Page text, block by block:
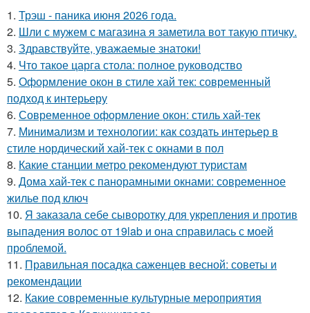
1. Трэш - паника июня 2026 года.
2. Шли с мужем с магазина я заметила вот такую птичку.
3. Здравствуйте, уважаемые знатоки!
4. Что такое царга стола: полное руководство
5. Оформление окон в стиле хай тек: современный
подход к интерьеру
6. Современное оформление окон: стиль хай-тек
7. Минимализм и технологии: как создать интерьер в
стиле нордический хай-тек с окнами в пол
8. Какие станции метро рекомендуют туристам
9. Дома хай-тек с панорамными окнами: современное
жилье под ключ
10. Я заказала себе сыворотку для укрепления и против
выпадения волос от 19lab и она справилась с моей
проблемой.
11. Правильная посадка саженцев весной: советы и
рекомендации
12. Какие современные культурные мероприятия